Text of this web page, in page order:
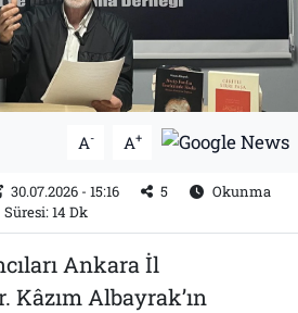
A- A+
30.07.2026 - 15:16 5
Okunma
Süresi: 14 Dk
Ankara İl
Kâzım Albayrak’ın